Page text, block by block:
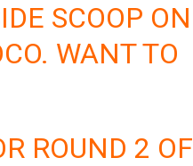
SCOOP ON
WANT TO
ROUND 2 OF